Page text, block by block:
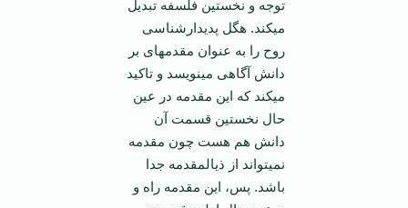
توجه و نخستین فلسفه تبدیل
می­کند. هگل پدیدارشناسی
روح را به عنوان مقدمه­ای بر
دانش آگاهی می­نویسد و تاکید
می­کند که این مقدمه در عین
حال نخستین قسمت آن
دانش هم هست چون مقدمه
نمی­تواند از ذی­المقدمه جدا
باشد. پس، این مقدمه راه و